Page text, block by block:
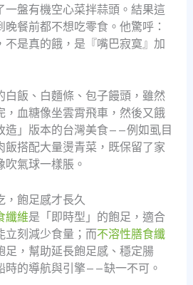
一盤有機空心菜拌蒜頭。結果這
餐前都不想吃零食。他驚呼：
不是真的餓，是『嘴巴寂寞』加
白飯、白麵條、包子饅頭，雖然
，血糖像坐雲霄飛車，然後又餓
造」版本的台灣美食——例如虱目
飯搭配大量燙青菜，既保留了家
氣球一樣脹。
，飽足感才長久
纖維是「即時型」的飽足，適合
立刻減少食量；而不溶性膳食纖
足，幫助延長飽足感、穩定腸
時的導航與引擎——缺一不可。